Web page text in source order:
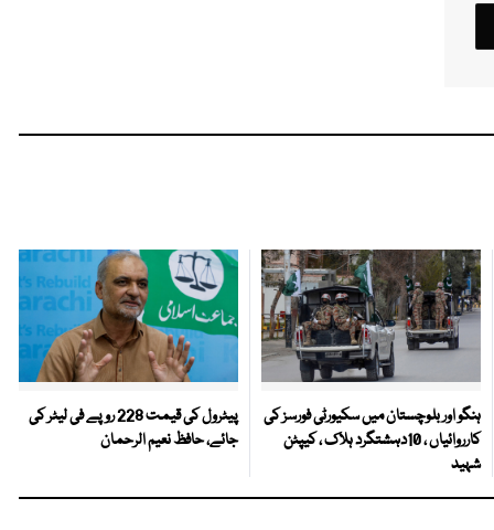
ہنگو اور بلوچستان میں سکیورٹی فورسز کی
کارروائیاں ، 10دہشتگرد ہلاک ، کیپٹن
شہید
پیٹرول کی قیمت 228 روپے فی لیٹر کی
جائے، حافظ نعیم الرحمان